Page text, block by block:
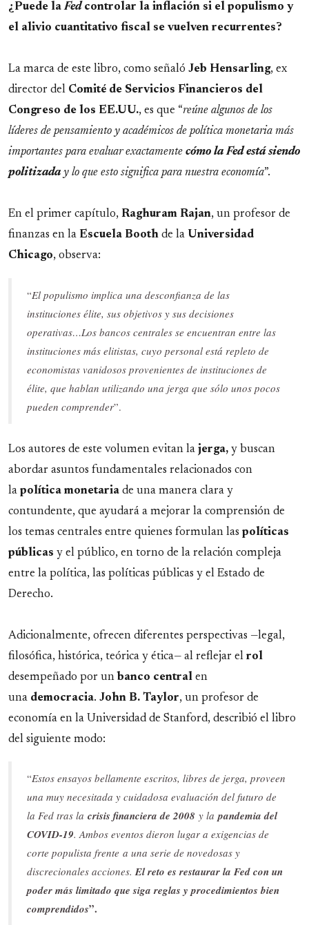
¿Puede laFedcontrolar la inflación si el populismo y
el alivio cuantitativo fiscal se vuelven recurrentes?
La marca de este libro, como señaló Jeb Hensarling, ex
director del Comité de Servicios Financieros del
Congreso de los EE.UU., es que “reúne algunos de los
líderes de pensamiento y académicos de política monetaria más
importantes para evaluar exactamente cómo la Fed está siendo
politizada y lo que esto significa para nuestra economía”.
En el primer capítulo, Raghuram Rajan, un profesor de
finanzas en la Escuela Booth de la Universidad
Chicago, observa:
“El populismo implica una desconfianza de las
instituciones élite, sus objetivos y sus decisiones
operativas…Los bancos centrales se encuentran entre las
instituciones más elitistas, cuyo personal está repleto de
economistas vanidosos provenientes de instituciones de
élite, que hablan utilizando una jerga que sólo unos pocos
pueden comprender”.
Los autores de este volumen evitan la jerga, y buscan
abordar asuntos fundamentales relacionados con
la política monetaria de una manera clara y
contundente, que ayudará a mejorar la comprensión de
los temas centrales entre quienes formulan las políticas
públicas y el público, en torno de la relación compleja
entre la política, las políticas públicas y el Estado de
Derecho.
Adicionalmente, ofrecen diferentes perspectivas —legal,
filosófica, histórica, teórica y ética— al reflejar el rol
desempeñado por un banco central en
una democracia. John B. Taylor, un profesor de
economía en la Universidad de Stanford, describió el libro
del siguiente modo:
“Estos ensayos bellamente escritos, libres de jerga, proveen
una muy necesitada y cuidadosa evaluación del futuro de
la Fed tras la crisis financiera de 2008 y lapandemia del
COVID-19. Ambos eventos dieron lugar a exigencias de
corte populista frente a una serie de novedosas y
discrecionales acciones.El reto es restaurar la Fed con un
poder más limitado que siga reglas y procedimientos bien
comprendidos”.